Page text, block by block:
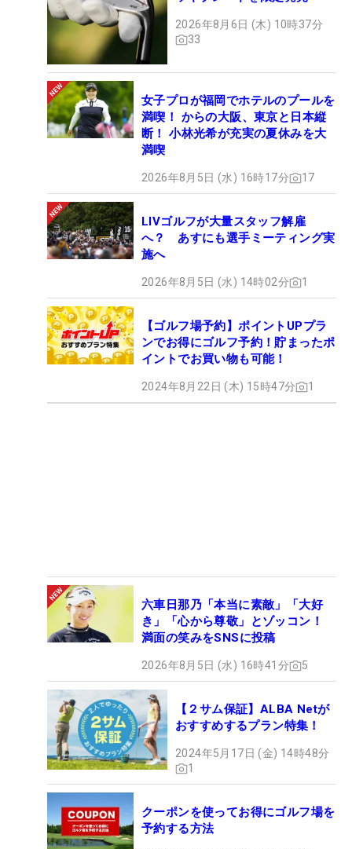
2026年8月6日 (木) 10時37分
33
女子プロが福岡でホテルのプールを
満喫！ からの大阪、東京と日本縦
断！ 小林光希が充実の夏休みを大
満喫
2026年8月5日 (水) 16時17分 17
LIVゴルフが大量スタッフ解雇
へ？ あすにも選手ミーティング実
施へ
2026年8月5日 (水) 14時02分 1
【ゴルフ場予約】ポイントUPプラ
ンでお得にゴルフ予約！貯まったポ
イントでお買い物も可能！
2024年8月22日 (木) 15時47分 1
六車日那乃「本当に素敵」「大好
き」「心から尊敬」とゾッコン！
満面の笑みをSNSに投稿
2026年8月5日 (水) 16時41分 5
【２サム保証】ALBA Netが
おすすめするプラン特集！
2024年5月17日 (金) 14時48分
1
クーポンを使ってお得にゴルフ場を
予約する方法